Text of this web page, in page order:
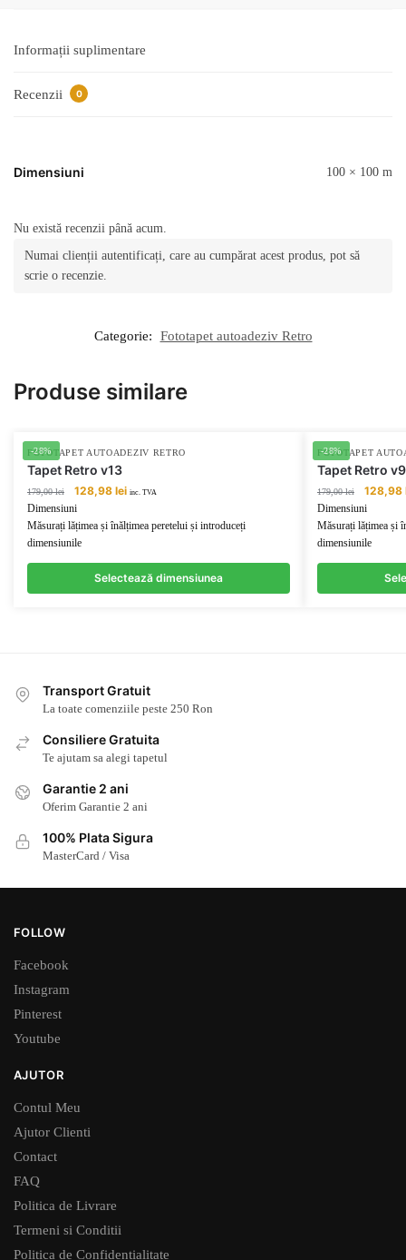
Informații suplimentare
Recenzii 0
Dimensiuni 100 × 100 m
Nu există recenzii până acum.
Numai clienții autentificați, care au cumpărat acest produs, pot să
scrie o recenzie.
Categorie: Fototapet autoadeziv Retro
Produse similare
-28%
FOTOTAPET AUTOADEZIV RETRO
Tapet Retro v13
179,00lei
Prețul
inițial
a
fost:
128,98 leiPrețul
este:
inc. TVA
Dimensiuni
Măsurați lățimea și înălțimea peretelui și introduceți
dimensiunile
Selectează dimensiunea
-28%
FOTOTAPET
Tapet Retro v9
179,00lei
Prețul
inițial
a
fost:
128,98
Dimensiuni
Măsurați lățimea și
dimensiunile
Transport Gratuit
La toate comenziile peste 250 Ron
Consiliere Gratuita
Te ajutam sa alegi tapetul
Garantie 2 ani
Oferim Garantie 2 ani
100% Plata Sigura
MasterCard / Visa
FOLLOW
Facebook
Instagram
Pinterest
Youtube
AJUTOR
Contul Meu
Ajutor Clienti
Contact
FAQ
Politica de Livrare
Termeni si Conditii
Politica de Confidentialitate